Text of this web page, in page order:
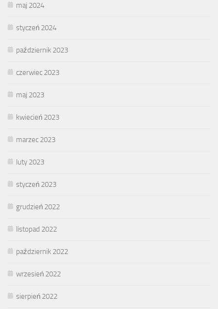
maj 2024
styczeń 2024
październik 2023
czerwiec 2023
maj 2023
kwiecień 2023
marzec 2023
luty 2023
styczeń 2023
grudzień 2022
listopad 2022
październik 2022
wrzesień 2022
sierpień 2022